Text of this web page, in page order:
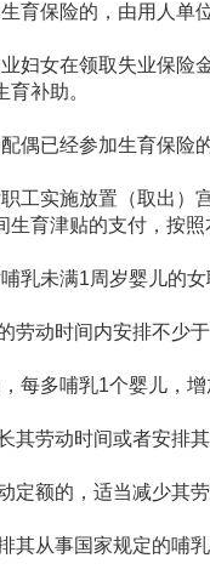
育保险的，由用人单
妇女在领取失业保险
育补助。
偶已经参加生育保险
工实施放置（取出）
生育津贴的支付，按
乳未满1周岁婴儿的女
劳动时间内安排不少
每多哺乳1个婴儿，增
其劳动时间或者安排
定额的，适当减少其劳
其从事国家规定的哺